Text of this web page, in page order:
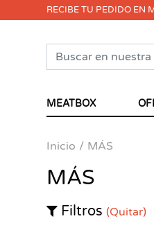
RECIBE TU PEDIDO EN
MEATBOX
Inicio MÁS
MÁS
Filtros (Quitar)